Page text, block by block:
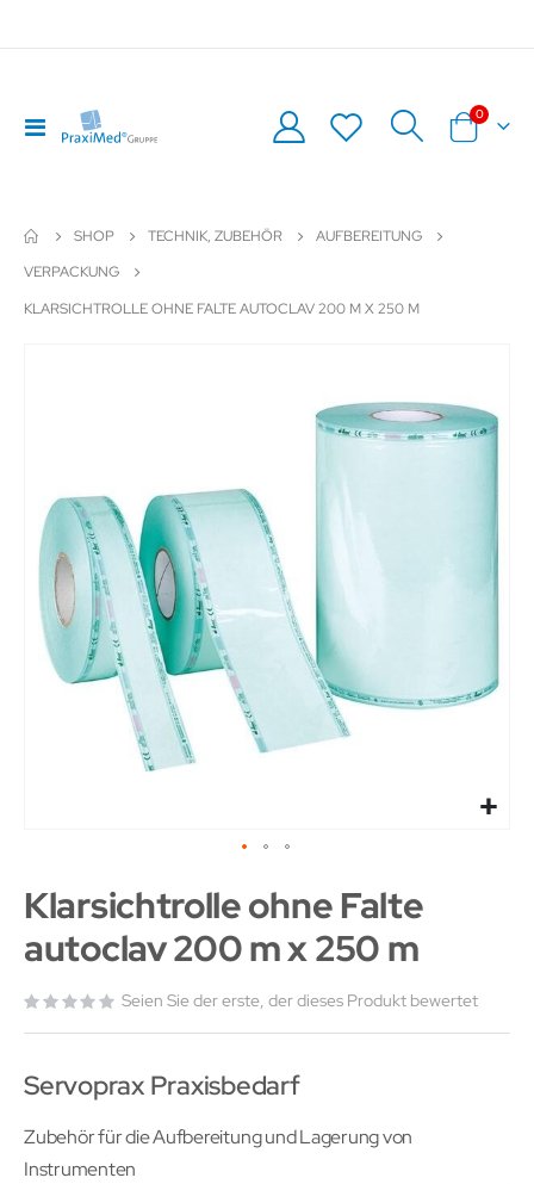
Navigation
umschalten
Warenkorb
0Artikel
SHOP TECHNIK, ZUBEHÖR
AUFBEREITUNG
VERPACKUNG
KLARSICHTROLLE OHNE FALTE AUTOCLAV 200 M X 250 M
Klarsichtrolle ohne Falte
autoclav 200 m x 250 m
Seien Sie der erste, der dieses Produkt bewertet
Servoprax Praxisbedarf
Zubehör für die Aufbereitung und Lagerung von
Instrumenten